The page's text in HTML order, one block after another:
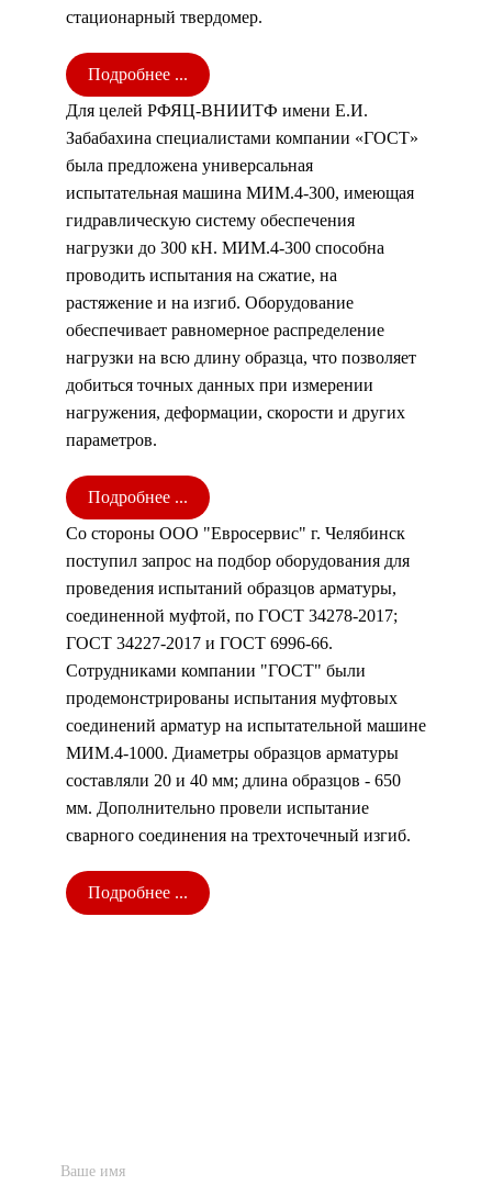
стационарный твердомер.
Подробнее ...
Для целей РФЯЦ-ВНИИТФ имени Е.И.
Забабахина специалистами компании «ГОСТ»
была предложена универсальная
испытательная машина МИМ.4-300, имеющая
гидравлическую систему обеспечения
нагрузки до 300 кН. МИМ.4-300 способна
проводить испытания на сжатие, на
растяжение и на изгиб. Оборудование
обеспечивает равномерное распределение
нагрузки на всю длину образца, что позволяет
добиться точных данных при измерении
нагружения, деформации, скорости и других
параметров.
Подробнее ...
Со стороны ООО "Евросервис" г. Челябинск
поступил запрос на подбор оборудования для
проведения испытаний образцов арматуры,
соединенной муфтой, по ГОСТ 34278-2017;
ГОСТ 34227-2017 и ГОСТ 6996-66.
Сотрудниками компании "ГОСТ" были
продемонстрированы испытания муфтовых
соединений арматур на испытательной машине
МИМ.4-1000. Диаметры образцов арматуры
составляли 20 и 40 мм; длина образцов - 650
мм. Дополнительно провели испытание
сварного соединения на трехточечный изгиб.
Подробнее ...